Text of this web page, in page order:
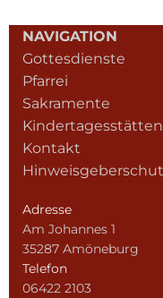
NAVIGATION
Gottesdienste
Pfarrei
Sakramente
Kindertagesstätten
Kontakt
Adresse
Am Johannes 1
35287 Amöneburg
Telefon
06422 2103